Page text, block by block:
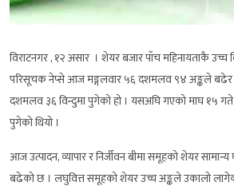
विराटनगर , १२ असार । शेयर बजार पाँच महिनायताकै
परिसूचक नेप्से आज मङ्गलवार ५६ दशमलव ९४ अङ्कले
दशमलव ३६ विन्दुमा पुगेको हो । यसअघि गएको माघ १५
पुगेको थियो ।
आज उत्पादन, व्यापार र निर्जीवन बीमा समूहको शेयर
बढेको छ । लघुवित्त समूहको शेयर उच्च अङ्कले उकालो